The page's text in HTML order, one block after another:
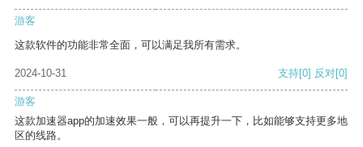
游客
这款软件的功能非常全面，可以满足我所有需求。
2024-10-31 支持[0] 反对[0]
游客
这款加速器app的加速效果一般，可以再提升一下，比如能够支持更多地
区的线路。